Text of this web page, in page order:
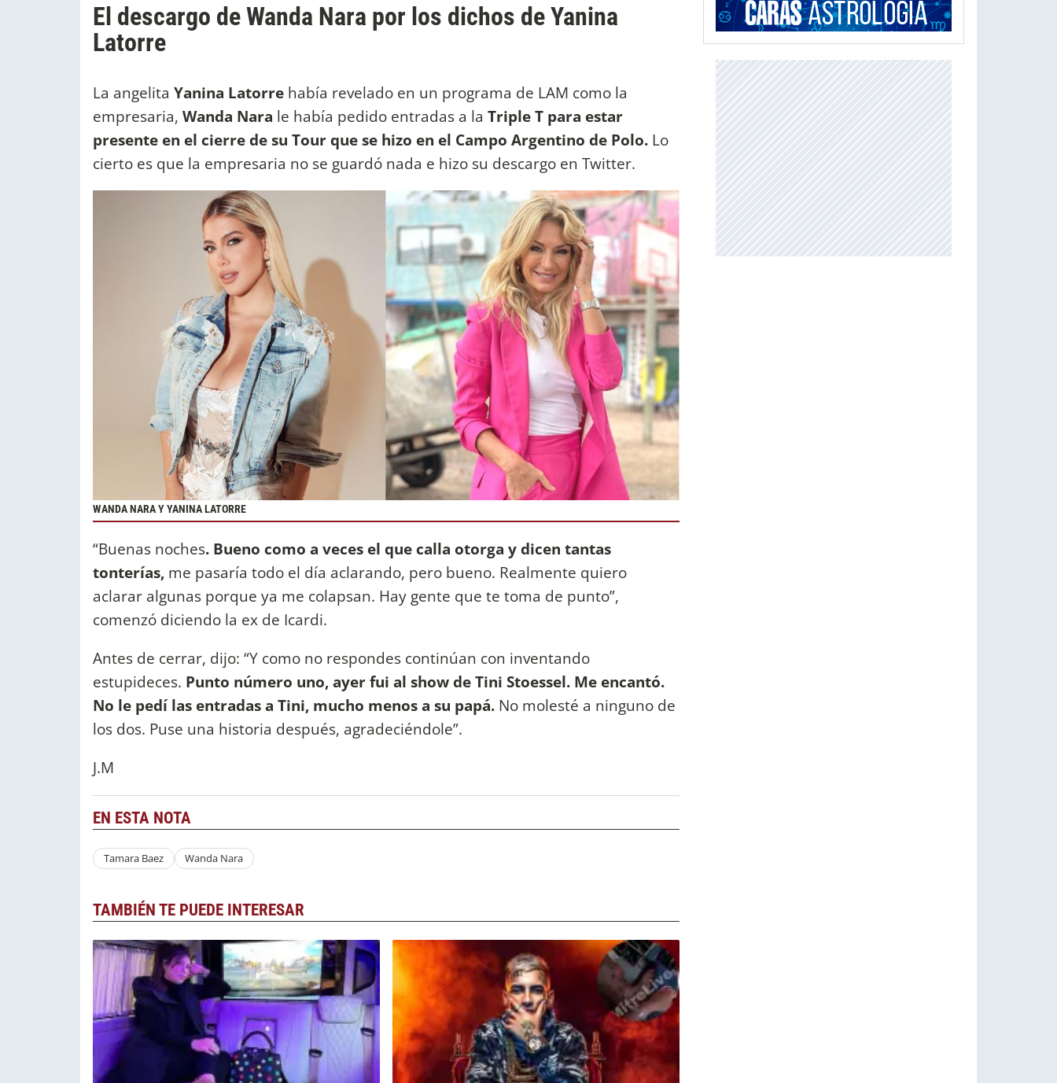
El descargo de Wanda Nara por los dichos de Yanina
Latorre
La angelita Yanina Latorre había revelado en un programa de LAM como la
empresaria, Wanda Nara le había pedido entradas a la Triple T para estar
presente en el cierre de su Tour que se hizo en el Campo Argentino de Polo. Lo
cierto es que la empresaria no se guardó nada e hizo su descargo en Twitter.
WANDA NARA Y YANINA LATORRE
“Buenas noches. Bueno como a veces el que calla otorga y dicen tantas
tonterías, me pasaría todo el día aclarando, pero bueno. Realmente quiero
aclarar algunas porque ya me colapsan. Hay gente que te toma de punto”,
comenzó diciendo la ex de Icardi.
Antes de cerrar, dijo: “Y como no respondes continúan con inventando
estupideces. Punto número uno, ayer fui al show de Tini Stoessel. Me encantó.
No le pedí las entradas a Tini, mucho menos a su papá. No molesté a ninguno de
los dos. Puse una historia después, agradeciéndole”.
J.M
EN ESTA NOTA
Tamara Baez Wanda Nara
TAMBIÉN TE PUEDE INTERESAR